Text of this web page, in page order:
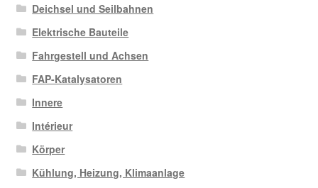
Deichsel und Seilbahnen
Elektrische Bauteile
Fahrgestell und Achsen
FAP-Katalysatoren
Innere
Intérieur
Körper
Kühlung, Heizung, Klimaanlage